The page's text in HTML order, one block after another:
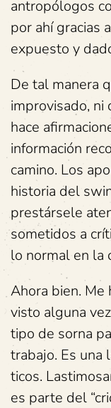
antropólogos
por ahí gracias
expuesto y
De tal manera
improvisado, ni
hace
información
camino. Los
historia del
prestársele
sometidos a
lo normal en la
Ahora bien. Me
visto alguna
tipo de sorna
trabajo. Es una
ticos.
es parte del